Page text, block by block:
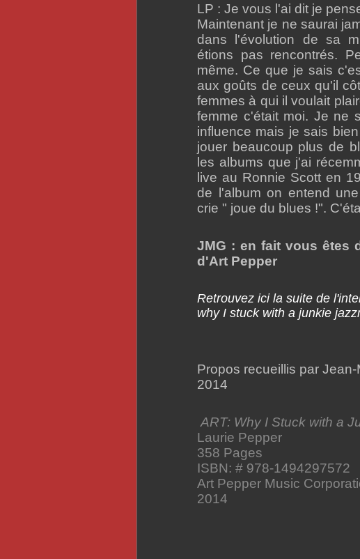
LP : Je vous l'ai dit je
Maintenant je ne saurai
dans l'évolution de sa
étions pas rencontrés.
même. Ce que je sais
aux goûts de ceux qu'il
femmes à qui il voulait
femme c'était moi. Je ne
influence mais je sais
jouer beaucoup plus de
les albums que j'ai
live au Ronnie Scott en
de l'album on entend
crie " joue du blues !".
JMG : en fait vous êtes
d'Art Pepper
Retrouvez ici la suite de
why I stuck with a junkie
Propos recueillis par
2014
ART: Why I Stuck with a
Laurie Pepper
358 Pages
ISBN: # 978-1494297572
Art Pepper Music
2014